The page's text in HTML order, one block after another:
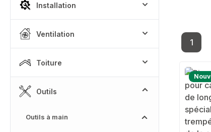
Installation
Ventilation
Toiture
Outils
Outils à main
Page
1